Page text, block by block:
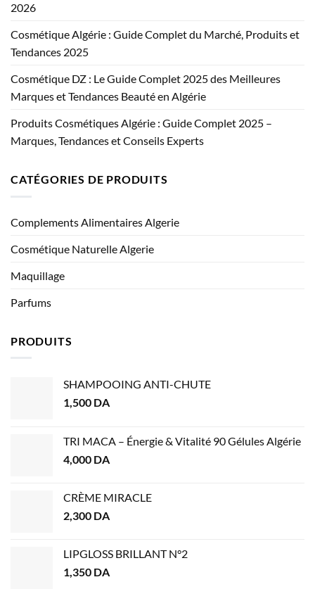
2026
Cosmétique Algérie : Guide Complet du Marché, Produits et
Tendances 2025
Cosmétique DZ : Le Guide Complet 2025 des Meilleures
Marques et Tendances Beauté en Algérie
Produits Cosmétiques Algérie : Guide Complet 2025 –
Marques, Tendances et Conseils Experts
CATÉGORIES DE PRODUITS
Complements Alimentaires Algerie
Cosmétique Naturelle Algerie
Maquillage
Parfums
PRODUITS
SHAMPOOING ANTI-CHUTE
1,500 DA
TRI MACA – Énergie & Vitalité 90 Gélules Algérie
4,000 DA
CRÈME MIRACLE
2,300 DA
LIPGLOSS BRILLANT N°2
1,350 DA